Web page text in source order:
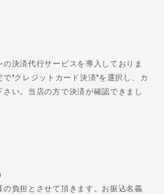
決済代行サービスを導入しておりま
"クレジットカード決済"を選択し、カ
い。当店の方で決済が確認できまし
負担とさせて頂きます。お振込名義